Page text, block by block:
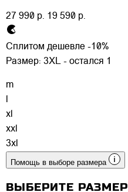
27 990 р. 19 590 р.
Сплитом дешевле -10%
Размер: 3XL - остался 1
m
l
xl
xxl
3xl
Помощь в выборе размера
ВЫБЕРИТЕ РАЗМЕР